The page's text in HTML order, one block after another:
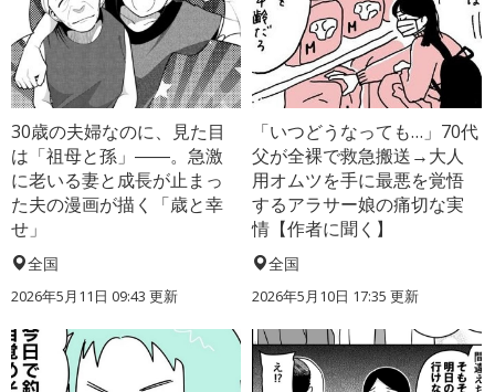
30歳の夫婦なのに、見た目
は「祖母と孫」――。急激
に老いる妻と成長が止まっ
た夫の漫画が描く「歳と幸
せ」
全国
2026年5月11日 09:43 更新
「いつどうなっても…」70代
父が全裸で救急搬送→大人
用オムツを手に最悪を覚悟
するアラサー娘の痛切な実
情【作者に聞く】
全国
2026年5月10日 17:35 更新